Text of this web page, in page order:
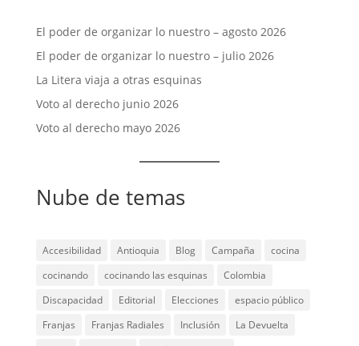
El poder de organizar lo nuestro – agosto 2026
El poder de organizar lo nuestro – julio 2026
La Litera viaja a otras esquinas
Voto al derecho junio 2026
Voto al derecho mayo 2026
Nube de temas
Accesibilidad Antioquia Blog Campaña
cocina
cocinando
cocinando las esquinas
Colombia
Discapacidad
Editorial Elecciones
espacio público
Franjas
Franjas Radiales Inclusión
La Devuelta